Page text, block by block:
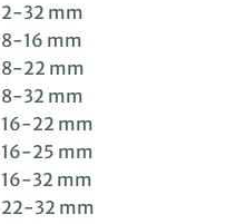
2-32 mm
8-16 mm
8-22 mm
8-32 mm
16-22 mm
16-25 mm
16-32 mm
22-32 mm